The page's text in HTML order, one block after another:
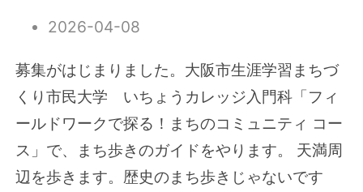
2026-04-08
募集がはじまりました。大阪市生涯学習まちづ
くり市民大学 いちょうカレッジ入門科「フィ
ールドワークで探る！まちのコミュニティ コー
ス」で、まち歩きのガイドをやります。 天満周
辺を歩きます。歴史のまち歩きじゃないです